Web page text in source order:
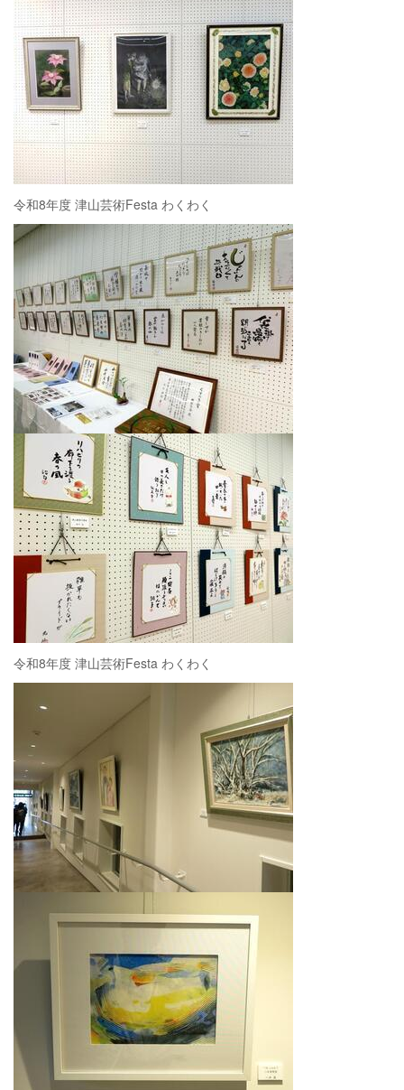
令和8年度 津山芸術Festa わくわく
令和8年度 津山芸術Festa わくわく